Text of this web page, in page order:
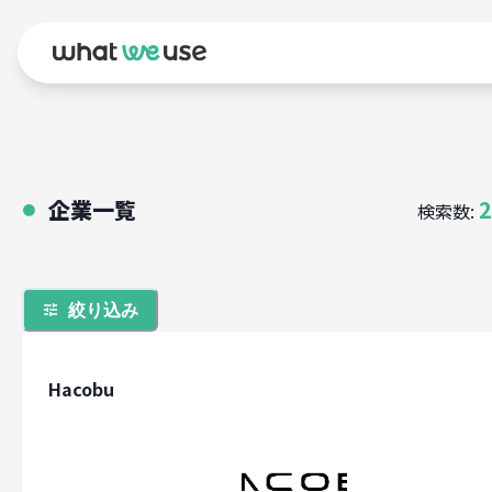
● 企業一覧 検索数: 2
絞り込み
Hacobu